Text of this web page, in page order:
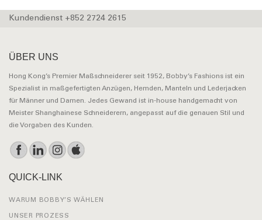
Kundendienst +852 2724 2615
ÜBER UNS
Hong Kong’s Premier Maßschneiderer seit 1952, Bobby’s Fashions ist ein
Spezialist in maßgefertigten Anzügen, Hemden, Manteln und Lederjacken
für Männer und Damen. Jedes Gewand ist in-house handgemacht von
Meister Shanghainese Schneiderern, angepasst auf die genauen Stil und
die Vorgaben des Kunden.
QUICK-LINK
WARUM BOBBY’S WÄHLEN
UNSER PROZESS